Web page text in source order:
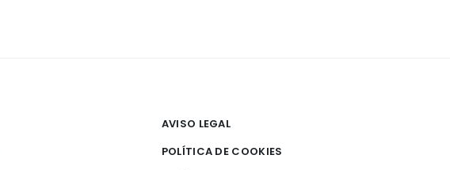
AVISO LEGAL
POLÍTICA DE COOKIES